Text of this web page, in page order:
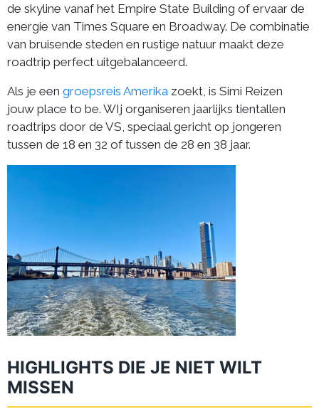
de skyline vanaf het Empire State Building of ervaar de
energie van Times Square en Broadway. De combinatie
van bruisende steden en rustige natuur maakt deze
roadtrip perfect uitgebalanceerd.
Als je een groepsreis Amerika zoekt, is Simi Reizen
jouw place to be. WIj organiseren jaarlijks tientallen
roadtrips door de VS, speciaal gericht op jongeren
tussen de 18 en 32 of tussen de 28 en 38 jaar.
HIGHLIGHTS DIE JE NIET WILT
MISSEN